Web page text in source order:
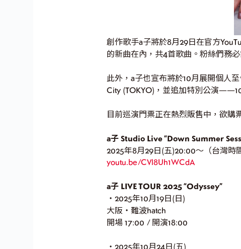
創作歌手a子將於8月29日在官方
的新曲在內，共4首歌曲。粉絲們務
此外，a子也宣布將於10月展開個人
City (TOKYO)，並追加特別公演
目前巡演門票正在熱烈販售中，欲購
a子 Studio Live “Down Summer
2025年8月29日(五)20:00〜（台灣時間
youtu.be/CVl8Uh1WCdA
a子 LIVE TOUR 2025 “Odyssey”
・2025年10月19日(日)
大阪・難波hatch
開場 17:00 / 開演18:00
・2025年10月24日(五)